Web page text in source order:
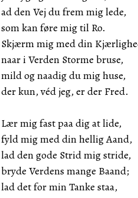
ad den Vej du frem mig lede,
som kan føre mig til Ro.
Skjærm mig med din
naar i Verden Storme bruse,
mild og naadig du mig huse,
der kun, véd jeg, er der Fred.
Lær mig fast paa dig at lide,
fyld mig med din hellig Aand,
lad den gode Strid mig stride,
bryde Verdens mange Baand;
lad det for min Tanke staa,